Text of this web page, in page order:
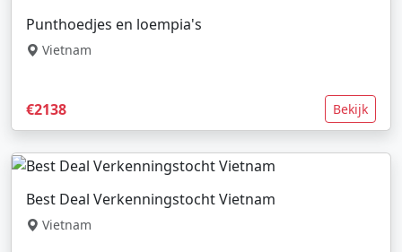
Punthoedjes en loempia's
Vietnam
€2138 Bekijk
Best Deal Verkenningstocht Vietnam
Vietnam